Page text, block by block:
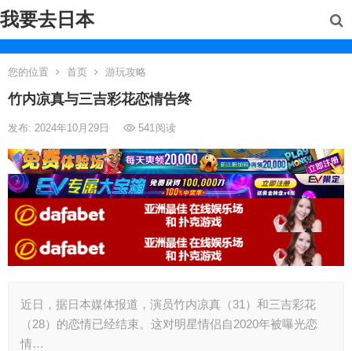
我要去日本
您的位置 首页 游玩攻略
竹内凉真与三吉彩花恋情告终
发布: 2024年10月29日 541阅读
近日，据日本媒体报道，演员竹内凉真（31）和三吉彩花
（28）的恋情已经结束。这对明星情侣自2020年被曝光恋
情…